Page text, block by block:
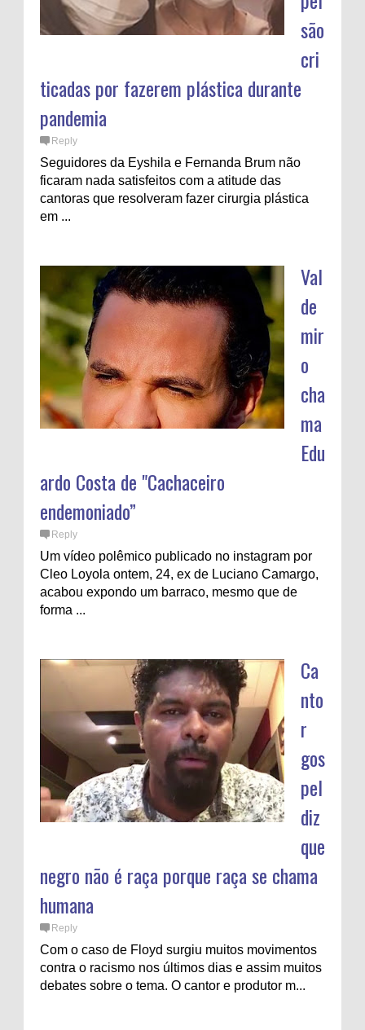
são
cri
ticadas por fazerem plástica durante
pandemia
Reply
Seguidores da Eyshila e Fernanda Brum não
ficaram nada satisfeitos com a atitude das
cantoras que resolveram fazer cirurgia plástica
em ...
Val
de
mir
o
cha
ma
Edu
ardo Costa de "Cachaceiro
endemoniado”
Reply
Um vídeo polêmico publicado no instagram por
Cleo Loyola ontem, 24, ex de Luciano Camargo,
acabou expondo um barraco, mesmo que de
forma ...
Ca
nto
r
gos
pel
diz
que
negro não é raça porque raça se chama
humana
Reply
Com o caso de Floyd surgiu muitos movimentos
contra o racismo nos últimos dias e assim muitos
debates sobre o tema. O cantor e produtor m...